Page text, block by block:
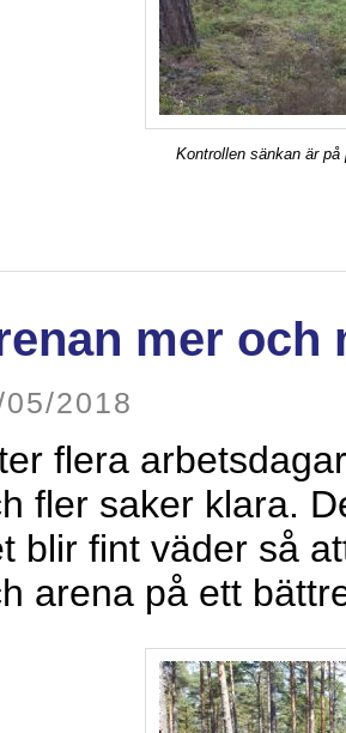
Kontrollen sänkan är
mer och
2018
flera
fler saker klara.
blir fint väder så
arena på ett